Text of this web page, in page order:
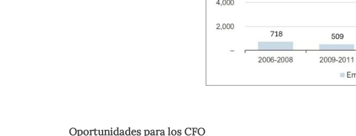
Oportunidades para los CFO